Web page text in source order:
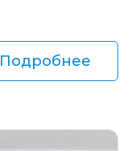
Подробнее